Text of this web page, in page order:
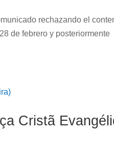
rechazando el
de febrero y posteriormente
Cristã